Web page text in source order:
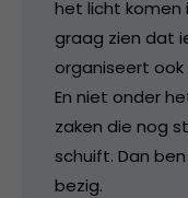
het licht komen
graag zien dat
organiseert
En niet onder
zaken die nog
schuift. Dan
bezig.